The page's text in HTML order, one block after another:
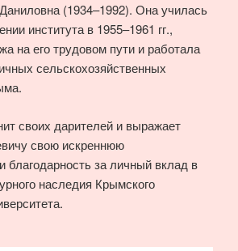
(1934–1992). Она училась
института в 1955–1961 гг.,
на его трудовом пути и работала
сельскохозяйственных
своих дарителей и выражает
свою искреннюю
благодарность за личный вклад в
наследия Крымского